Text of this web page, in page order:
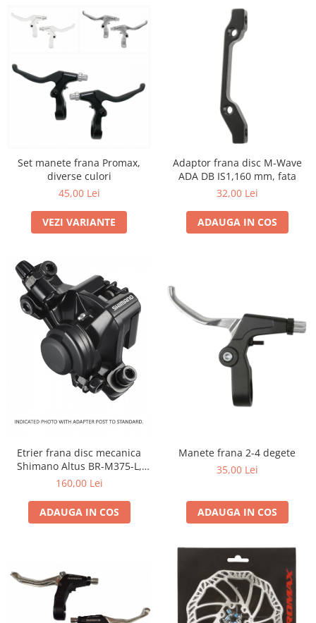
Set manete frana Promax,
diverse culori
45,00 Lei
VEZI VARIANTE
Adaptor frana disc M-Wave
ADA DB IS1,160 mm, fata
32,00 Lei
ADAUGA IN COS
Etrier frana disc mecanica
Shimano Altus BR-M375-L,
fata / spate
160,00 Lei
ADAUGA IN COS
Manete frana 2-4 degete
35,00 Lei
ADAUGA IN COS